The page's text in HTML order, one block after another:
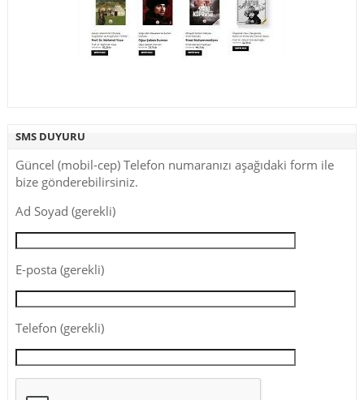
SMS DUYURU
Güncel (mobil-cep) Telefon numaranızı aşağıdaki form ile
bize gönderebilirsiniz.
Ad Soyad (gerekli)
E-posta (gerekli)
Telefon (gerekli)